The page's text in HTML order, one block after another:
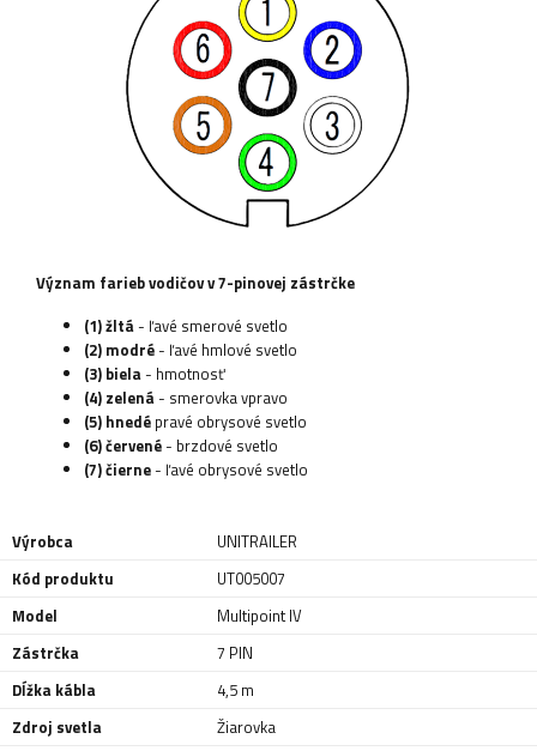
Význam farieb vodičov v 7-pinovej zástrčke
(1) žltá - ľavé smerové svetlo
(2) modré - ľavé hmlové svetlo
(3) biela - hmotnosť
(4) zelená - smerovka vpravo
(5) hnedé pravé obrysové svetlo
(6) červené - brzdové svetlo
(7) čierne - ľavé obrysové svetlo
Výrobca
UNITRAILER
Kód produktu
UT005007
Model
Multipoint IV
Zástrčka
7 PIN
Dĺžka kábla
4,5 m
Zdroj svetla
Žiarovka